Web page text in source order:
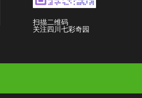
扫描二维码
关注四川七彩奇园